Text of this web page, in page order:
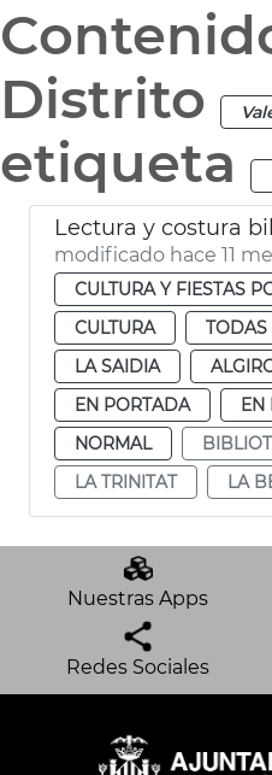
Distrito
etiqueta
Lectura y costura
modificado hace 11
CULTURA Y FIESTAS
CULTURA
TODAS
LA SAIDIA
EN PORTADA
EN
NORMAL
LA TRINITAT
LA
Nuestras Apps
Redes Sociales